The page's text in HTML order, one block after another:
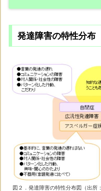
発達障害の特性分布
図２．発達障害の特性分布図（出所：